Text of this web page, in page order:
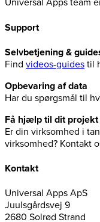
Universal Apps team
Support
Selvbetjening &
Find videos-guides til
Opbevaring af data
Har du spørgsmål til
Få hjælp til dit projekt
Er din virksomhed i
virksomhed? Kontakt
Kontakt
Universal Apps ApS
Juulsgårdsvej 9
2680 Solrød Strand